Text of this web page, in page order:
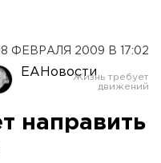
18 ФЕВРАЛЯ 2009 В 17:02
ЕАНовости
направить